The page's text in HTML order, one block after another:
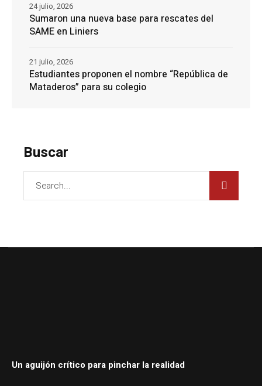
Sumaron una nueva base para rescates del
SAME en Liniers
24 julio, 2026
Estudiantes proponen el nombre “República de
Mataderos” para su colegio
21 julio, 2026
Buscar
Un aguijón crítico para pinchar la realidad